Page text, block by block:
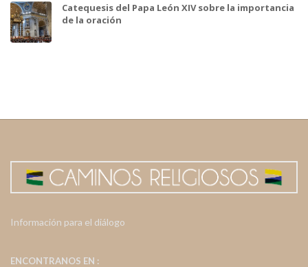
Catequesis del Papa León XIV sobre la importancia
de la oración
Información para el diálogo
ENCONTRANOS EN :